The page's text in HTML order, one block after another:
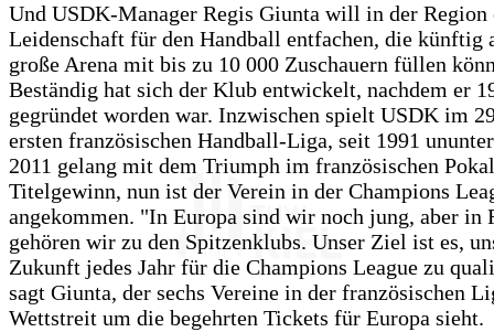
Und USDK-Manager Regis Giunta will in der Region
Leidenschaft für den Handball entfachen, die künftig
große Arena mit bis zu 10 000 Zuschauern füllen
Beständig hat sich der Klub entwickelt, nachdem er
gegründet worden war. Inzwischen spielt USDK im
ersten französischen Handball-Liga, seit 1991
2011 gelang mit dem Triumph im französischen
Titelgewinn, nun ist der Verein in der Champions
angekommen. "In Europa sind wir noch jung, aber in
gehören wir zu den Spitzenklubs. Unser Ziel ist es,
Zukunft jedes Jahr für die Champions League zu
sagt Giunta, der sechs Vereine in der französischen
Wettstreit um die begehrten Tickets für Europa sieht.